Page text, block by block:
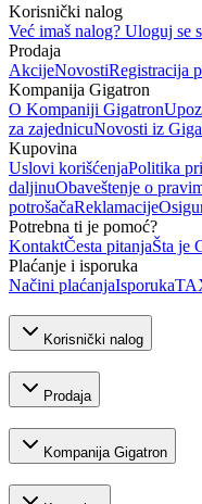
Korisnički nalog
Već imaš nalog? Uloguj se
Prodaja
AkcijeNovostiRegistracija
Kompanija Gigatron
O Kompaniji Gigatron
za zajednicuNovosti iz
Kupovina
Uslovi korišćenjaPolitika
daljinuObaveštenje o
potrošačaReklamacije
Potrebna ti je pomoć?
KontaktČesta pitanjaŠta je
Plaćanje i isporuka
Načini plaćanjaIsporuka
Korisnički nalog
Prodaja
Kompanija Gigatron